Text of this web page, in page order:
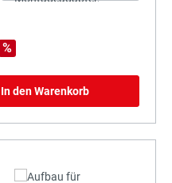
%
In den Warenkorb